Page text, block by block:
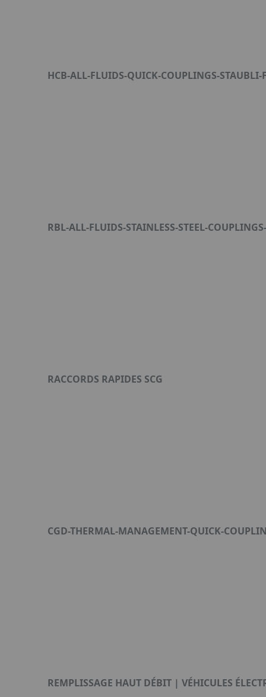
HCB-ALL-FLUIDS-QUICK-COUPLINGS-STAUBLI-
RBL-ALL-FLUIDS-STAINLESS-STEEL-
RACCORDS RAPIDES SCG
CGD-THERMAL-MANAGEMENT-QUICK-
REMPLISSAGE HAUT DÉBIT | VÉHICULES